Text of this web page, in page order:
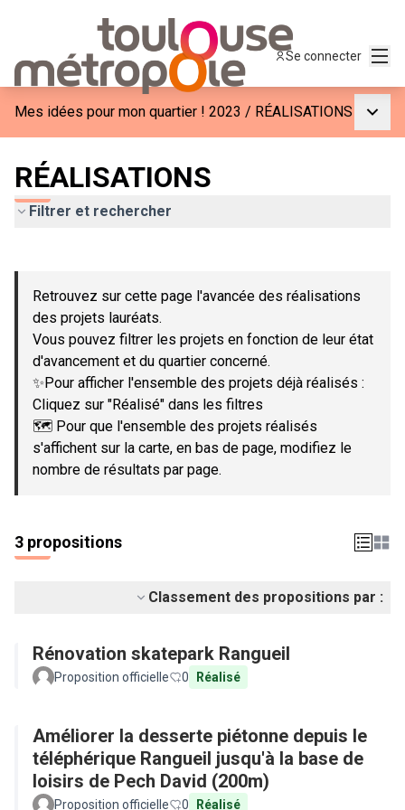
Se connecter
Mes idées pour mon quartier ! 2023 / RÉALISATIONS
RÉALISATIONS
Filtrer et rechercher
−
Retrouvez sur cette page l'avancée des réalisations
des projets lauréats.
Vous pouvez filtrer les projets en fonction de leur état
d'avancement et du quartier concerné.
✨Pour afficher l'ensemble des projets déjà réalisés :
Cliquez sur "Réalisé" dans les filtres
🗺️ Pour que l'ensemble des projets réalisés
s'affichent sur la carte, en bas de page, modifiez le
nombre de résultats par page.
3 propositions
Classement des propositions par :
Rénovation skatepark Rangueil
Proposition officielle 0 Réalisé
Améliorer la desserte piétonne depuis le
téléphérique Rangueil jusqu'à la base de
loisirs de Pech David (200m)
Proposition officielle 0 Réalisé